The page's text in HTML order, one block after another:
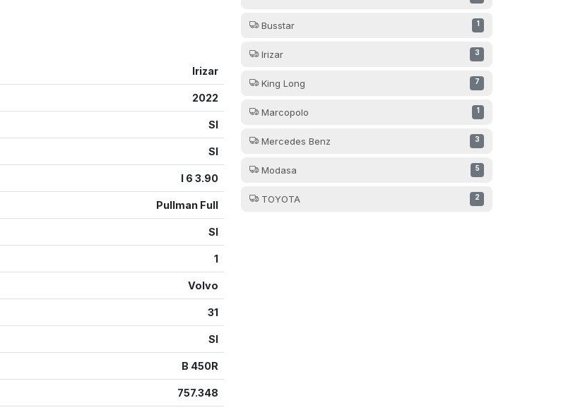
Irizar
2022
SI
SI
I 6 3.90
Pullman Full
SI
1
Volvo
31
SI
B 450R
757.348
Busstar 1
Irizar 3
King Long 7
Marcopolo 1
Mercedes Benz 3
Modasa 5
TOYOTA 2